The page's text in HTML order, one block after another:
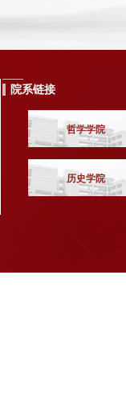
院系链接
哲学学院
历史学院